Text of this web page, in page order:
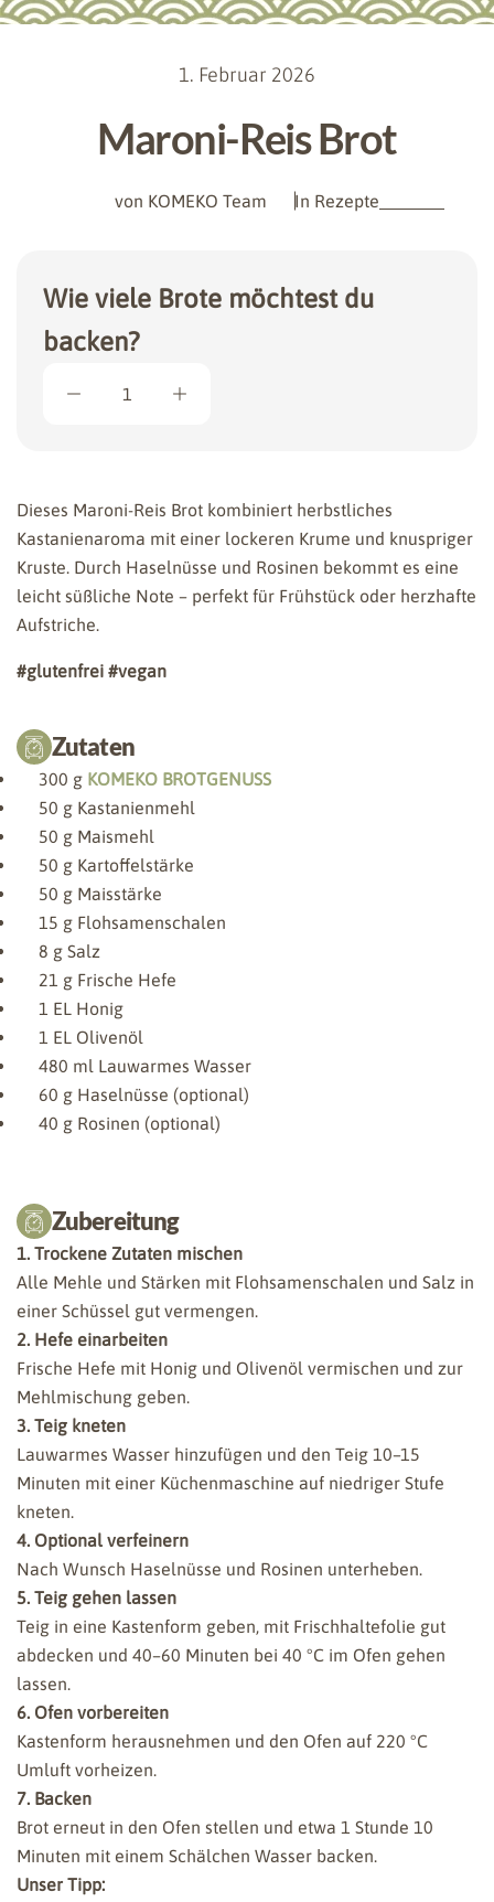
1. Februar 2026
Maroni-Reis Brot
von KOMEKO Team In Rezepte
Wie viele Brote möchtest du
backen?
1
Dieses Maroni-Reis Brot kombiniert herbstliches
Kastanienaroma mit einer lockeren Krume und knuspriger
Kruste. Durch Haselnüsse und Rosinen bekommt es eine
leicht süßliche Note – perfekt für Frühstück oder herzhafte
Aufstriche.
#glutenfrei #vegan
Zutaten
300 g KOMEKO BROTGENUSS
50 g Kastanienmehl
50 g Maismehl
50 g Kartoffelstärke
50 g Maisstärke
15 g Flohsamenschalen
8 g Salz
21 g Frische Hefe
1 EL Honig
1 EL Olivenöl
480 ml Lauwarmes Wasser
60 g Haselnüsse (optional)
40 g Rosinen (optional)
Zubereitung
1. Trockene Zutaten mischen
Alle Mehle und Stärken mit Flohsamenschalen und Salz in
einer Schüssel gut vermengen.
2. Hefe einarbeiten
Frische Hefe mit Honig und Olivenöl vermischen und zur
Mehlmischung geben.
3. Teig kneten
Lauwarmes Wasser hinzufügen und den Teig 10–15
Minuten mit einer Küchenmaschine auf niedriger Stufe
kneten.
4. Optional verfeinern
Nach Wunsch Haselnüsse und Rosinen unterheben.
5. Teig gehen lassen
Teig in eine Kastenform geben, mit Frischhaltefolie gut
abdecken und 40–60 Minuten bei 40 °C im Ofen gehen
lassen.
6. Ofen vorbereiten
Kastenform herausnehmen und den Ofen auf 220 °C
Umluft vorheizen.
7. Backen
Brot erneut in den Ofen stellen und etwa 1 Stunde 10
Minuten mit einem Schälchen Wasser backen.
Unser Tipp: